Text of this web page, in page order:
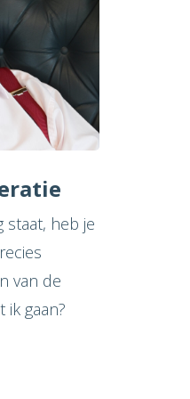
staat, heb je
van de
ik gaan?